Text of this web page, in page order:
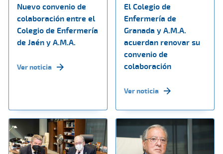
Nuevo convenio de
colaboración entre el
Colegio de Enfermería
de Jaén y A.M.A.
Ver noticia
El Colegio de
Enfermería de
Granada y A.M.A.
acuerdan renovar su
convenio de
colaboración
Ver noticia